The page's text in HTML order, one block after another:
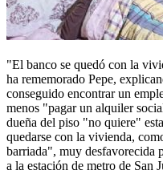
"El banco se quedó con la
ha rememorado Pepe,
conseguido encontrar un
menos "pagar un alquiler
dueña del piso "no quiere"
quedarse con la vivienda,
barriada", muy desfavorecida
a la estación de metro de San